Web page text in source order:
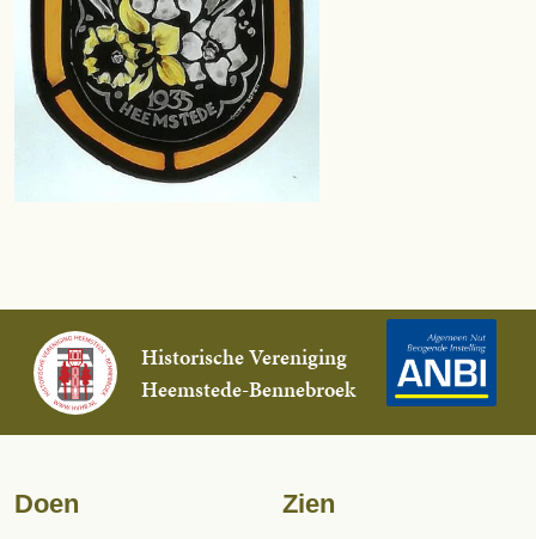
Historische Vereniging
Heemstede-Bennebroek
Doen Zien